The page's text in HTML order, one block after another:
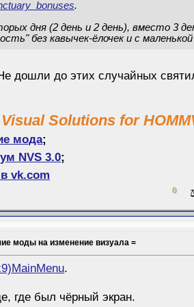
.
дня (2 день и 2 день), вместо 3
без кавычек-ёлочек и с
дошли до этих случайных
Solutions for
мода;
NVS 3.0;
vk.com
0
моды на изменение визуала =
.
где был чёрный экран.